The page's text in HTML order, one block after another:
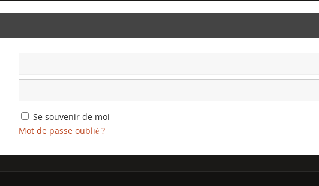
Se souvenir de moi
Mot de passe oublié ?